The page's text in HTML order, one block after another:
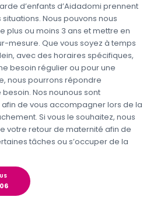
d’enfants d’Aidadomi prennent
Nous pouvons nous
plus ou moins 3 ans et mettre en
mesure. Que vous soyez à temps
avec des horaires spécifiques,
besoin régulier ou pour une
nous pourrons répondre
Nos nounous sont
de vous accompagner lors de la
Si vous le souhaitez, nous
votre retour de maternité afin de
tâches ou s’occuper de la